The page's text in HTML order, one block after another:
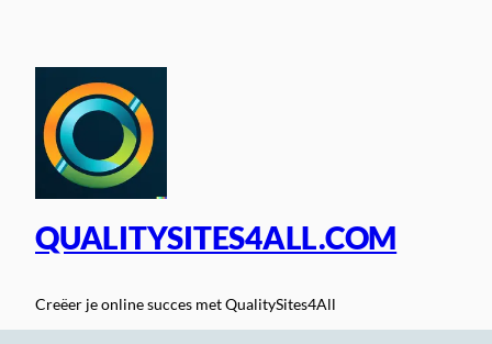
inhoud
QUALITYSITES4ALL.COM
Creëer je online succes met QualitySites4All